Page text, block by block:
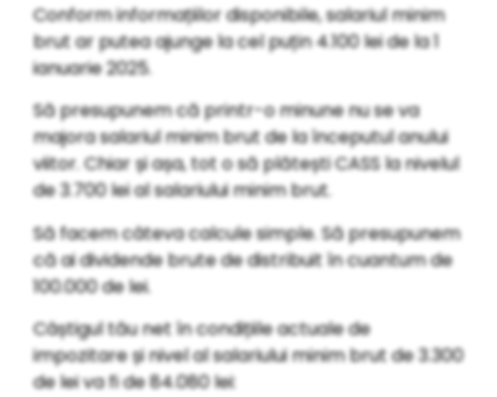
Conform informațiilor disponibile, salariul minim
brut ar putea ajunge la cel puțin 4.100 lei de la 1
ianuarie 2025.
Să presupunem că printr-o minune nu se va
majora salariul minim brut de la începutul anului
viitor. Chiar și așa, tot o să plătești CASS la nivelul
de 3.700 lei al salariului minim brut.
Să facem câteva calcule simple. Să presupunem
că ai dividende brute de distribuit în cuantum de
100.000 de lei.
Câștigul tău net în condițiile actuale de
impozitare și nivel al salariului minim brut de 3.300
de lei va fi de 84.080 lei: